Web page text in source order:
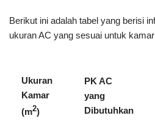
Berikut ini adalah tabel yang berisi
ukuran AC yang sesuai untuk
Ukuran
Kamar
(m2)
PK AC
yang
Dibutuhkan